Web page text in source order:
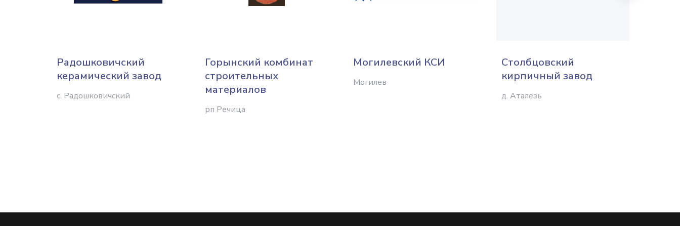
Радошковичский
керамический завод
с. Радошковичский
Горынский комбинат
строительных
материалов
рп Речица
Могилевский КСИ
Могилев
Столбцовский
кирпичный завод
д. Аталезь